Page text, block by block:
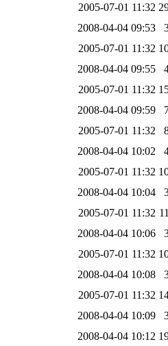
2005-07-01 11:32
2008-04-04 09:53
2005-07-01 11:32
2008-04-04 09:55
2005-07-01 11:32
2008-04-04 09:59
2005-07-01 11:32
2008-04-04 10:02
2005-07-01 11:32
2008-04-04 10:04
2005-07-01 11:32
2008-04-04 10:06
2005-07-01 11:32
2008-04-04 10:08
2005-07-01 11:32
2008-04-04 10:09
2008-04-04 10:12